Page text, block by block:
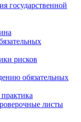
государственной
рисков
обязательных
листы